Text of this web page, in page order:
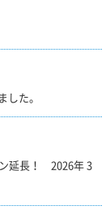
た。
延長！ 2026年 3